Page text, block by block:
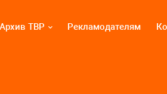
Архив ТВР Рекламодателям